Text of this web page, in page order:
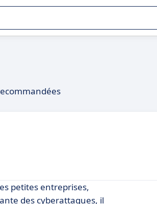
petites entreprises,
des cyberattaques, il